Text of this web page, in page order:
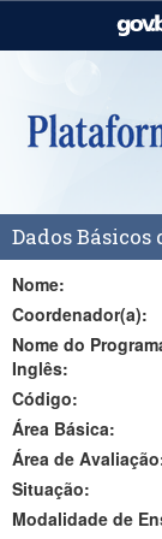
Casa
Dados
Nome:
Coordenador(a):
Nome do
Inglês:
Código:
Área Básica:
Área de
Situação:
Modalidade de